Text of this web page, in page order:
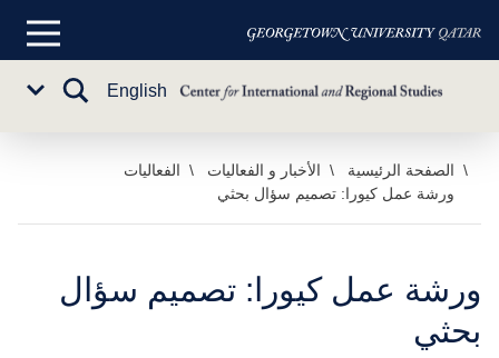
تخطي
المحتوى
القائمة
English
تبديل
الصفحة الرئيسية الأخبار و الفعاليات
الفعاليات
ورشة عمل كيورا: تصميم سؤال بحثي
ورشة عمل كيورا: تصميم سؤال
بحثي